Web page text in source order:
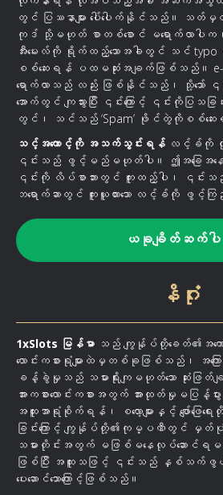
တွင် ပြဿနာများ ပေါ်ပေါက်နိုင်သည်။ သတ်မှ
ကုဒ် သို့မဟုတ် စာတစ်စောင် မရောက်လာပ
အီးမေးလ်ကို ရိုက်ထည့်သောအခါတွင် သင် typo
စစ်ဆေးရန် ပထမဆုံးအချက်ဖြစ်သည်။ e-
ရောက်လာသည် လည်း ဖြစ်နိုင်သည်၊ သို့သော် ၎င်း
အောက်တွင် ကျသွားပြီး ၎င်းကြောင့် ၎င်းကိုပြသ
တွင်၊ သင်သည် ‘Spam’ ဖိုင်တွဲကိုစစ်ဆ
သင့်အကောင့်ကို အသက်သွင်းရန် လင့်ခ်ကို လိုက်
၎င်းသည် ဖွင့်မည်မဟုတ်ပါ။ ဤအခြေအန
၎င်းကို လိပ်စာဘားတွင် ကူးထည့်ပါ၊ ၎င်းသည်
ဘရောက်ဆာတွင် ကူးယူထားသော လင့်ခ်ကို ဖွင့်ကြ
ယခုချိတ်ဆက်ပါ
နိဂုံး
1xSlots မြန်မာ သည် ကျွန်ုပ်တို့ခေတ်၏အကေ
လောင်းကစားရုံများထဲမှတစ်ခုဖြစ်သည်၊ အက
ခန့်ခွဲမှုသည် သမားရိုးကျမဟုတ်သော ဆုံးဖြ
အားကစားလောင်းကစားအတွက် အားထုတ်မှုမပြန့်ပွားဘဲ
အထူးအာရုံစိုက်ရန်၊ စလော့များနှင့် ဖျော်ဖြေရေးတို
ခြင်းကြောင့် ကျွန်ုပ်တို့၏ကုမ္ပဏီတွင် မှတ်ပုံတ
သမားတိုင်းအတွက် မဖြစ်မနေလုပ်ဆောင်
ဖြစ်ပြီး အထူးသဖြင့် ၎င်းသည် နှစ်သက်ဖွယ်ကေ
ပေးဆောင်သောကြောင့်ဖြစ်သည်။